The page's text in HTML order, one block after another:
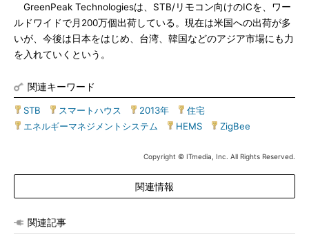
GreenPeak Technologiesは、STB/リモコン向けのICを、ワー
ルドワイドで月200万個出荷している。現在は米国への出荷が多
いが、今後は日本をはじめ、台湾、韓国などのアジア市場にも力
を入れていくという。
関連キーワード
STB スマートハウス 2013年 住宅
エネルギーマネジメントシステム
HEMS ZigBee
Copyright © ITmedia, Inc. All Rights Reserved.
関連情報
関連記事